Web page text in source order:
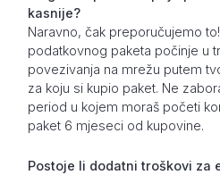
kasnije?
Naravno, čak preporučujemo
podatkovnog paketa počinje u
povezivanja na mrežu putem
za koju si kupio paket. Ne
period u kojem moraš početi
paket 6 mjeseci od kupovine.
Postoje li dodatni troškovi za